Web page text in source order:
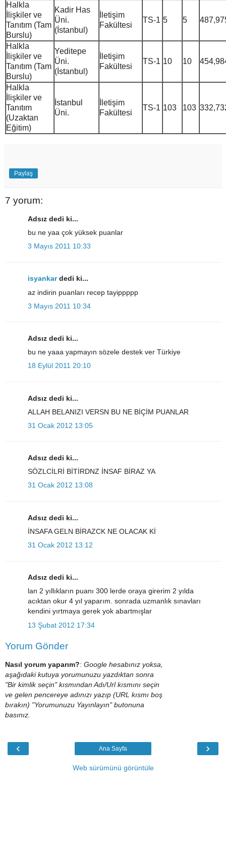
Halkla
İlişkiler ve
Tanıtım (Tam
Burslu)
Kadir Has
Üni.
(İstanbul)
İletişim
Fakültesi
TS-1 5 5
Halkla
İlişkiler ve
Tanıtım (Tam
Burslu)
Yeditepe
Üni.
(İstanbul)
İletişim
Fakültesi
TS-1 10 10
Halkla
İlişkiler ve
Tanıtım
(Uzaktan
Eğitim)
İstanbul
Üni.
İletişim
Fakültesi
TS-1 103 103
Paylaş
7 yorum:
Adsız dedi ki...
bu ne yaa çok yüksek puanlar
3 Mayıs 2011 10:33
isyankardedi ki...
az indirin puanları recep tayippppp
3 Mayıs 2011 10:34
Adsız dedi ki...
bu ne yaaa yapmayın sözele destek ver Türkiye
18 Eylül 2011 20:10
Adsız dedi ki...
ALLAH BELANIZI VERSN BU NE BİÇİM PUANLAR
31 Ocak 2012 13:05
Adsız dedi ki...
SÖZLCİLRİ BİTİRDNZ İNSAF BİRAZ YA
31 Ocak 2012 13:08
Adsız dedi ki...
İNSAFA GELN BİRAZCK NE OLACAK Kİ
31 Ocak 2012 13:12
Adsız dedi ki...
lan 2 yıllıkların puanı 300 lerde oraya girerim 2 yılda
acıktan okur 4 yıl yaparım. sonrada uzmanlık sınavları
kendini yırtmaya gerek yok abartmışlar
13 Şubat 2012 17:34
Yorum Gönder
Nasıl yorum yaparım?: Google hesabınız yoksa,
aşağıdaki kutuya yorumunuzu yazdıktan sonra
"Bir kimlik seçin" kısmından Adı/Url kısmını seçin
ve gelen pencereye adınızı yazıp (URL kısmı boş
bırakın) "Yorumunuzu Yayınlayın" butonuna
basınız.
‹ ›
Ana Sayfa
Web sürümünü görüntüle